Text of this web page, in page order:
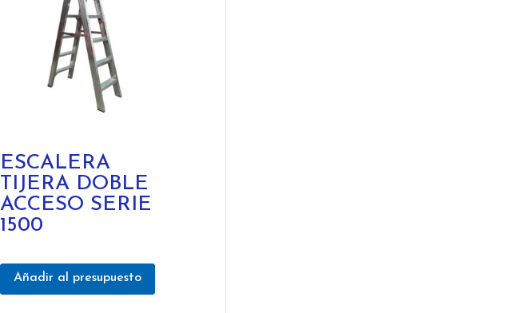
ESCALERA
TIJERA DOBLE
ACCESO SERIE
1500
Añadir al presupuesto